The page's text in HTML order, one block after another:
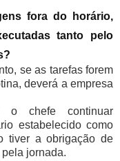
fora do horário,
tanto pelo
se as tarefas forem
deverá a empresa
chefe continuar
estabelecido como
tiver a obrigação de
jornada.